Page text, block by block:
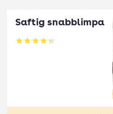
Saftig snabblimpa
Betyg: 4.33 av 5